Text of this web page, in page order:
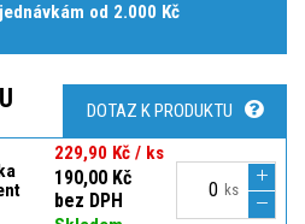
od 2.000 Kč
DOTAZ K PRODUKTU
229,90 Kč / ks
190,00 Kč
bez DPH
ks